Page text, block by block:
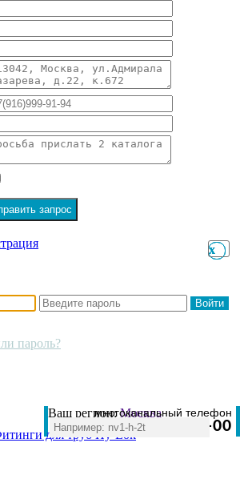
x
x
пароль?
многоканальный телефон
+7 (495) 984-41-00
Ваш регион:Москва
для труб Hy-Lok